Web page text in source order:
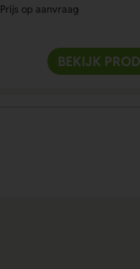
Prijs op aanvraag
BEKIJK